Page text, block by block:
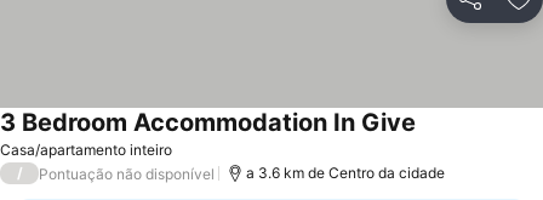
Partilhar
Casa/apartamento inteiro
3 Bedroom Accommodation In Give
/ Pontuação não disponível a 3.6 km de Centro da cidade